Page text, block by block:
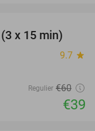
35%
x 15 min)
9.7 star
Regulier €60
€39